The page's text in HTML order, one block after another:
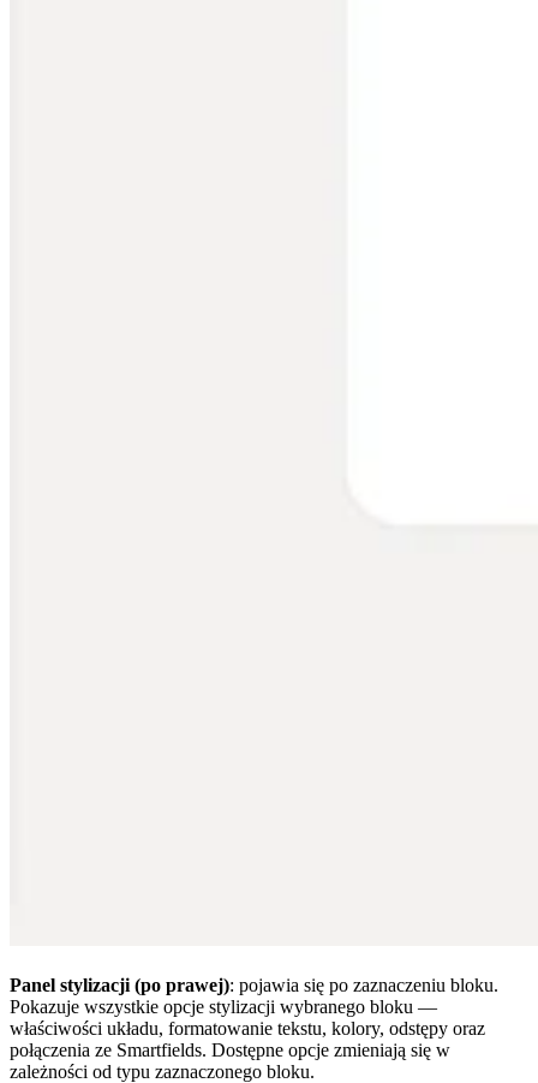
Panel stylizacji (po prawej): pojawia się po zaznaczeniu bloku.
Pokazuje wszystkie opcje stylizacji wybranego bloku —
właściwości układu, formatowanie tekstu, kolory, odstępy oraz
połączenia ze Smartfields. Dostępne opcje zmieniają się w
zależności od typu zaznaczonego bloku.